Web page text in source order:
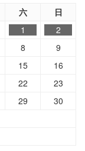
六 日
1
2
8
9
15
16
22
23
29
30